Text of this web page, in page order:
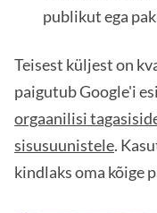
publikut ega
Teisest küljest on
paigutub Google'i
orgaanilisi
sisusuunistele.
kindlaks oma kõige